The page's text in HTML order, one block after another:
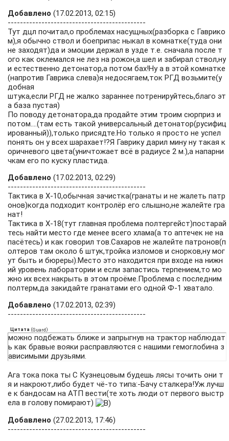
Добавлено (17.02.2013, 02:15)
---------------------------------------------
Тут дцл почитал,о проблемах насущных(разборка с Гаврико
м),я обычно ствол и боеприпас ныкал в комнатке(туда они
не заходят)да и эмоции держал в узде т.е. сначала после т
ого как оклемался не лез на рожон,а шел и забирал ствол,ну
и естественно детонатор,а потом бах!Ну а в этой комнатке
(напротив Гаврика слева)я недосягаем,ток РГД возьмите(у
добная
штука,если РГД не жалко зараннее потренируйтесь,благо эт
а база пустая)
По поводу детонатора,да продайте этим троим сюрприз и
потом....(там есть такой универсальный детонатор(русифиц
ированный)),только присядте.Но только я просто не успел
понять он у всех шарахает!?Я Гаврику дарил мину ну такая к
оричневого цвета(уничтожает всё в радиусе 2 м.),а напарни
чкам его по куску пластида.
Добавлено (17.02.2013, 02:29)
---------------------------------------------
Тактика в Х-10,обычная зачистка(гранаты и не жалеть патр
онов)когда подходит контролёр его слышно,не жалейте гра
нат!
Тактика в Х-18(тут главная проблема полтергейст)постарай
тесь найти место где менее всего хлама(а то аптечек не на
пасётесь) и как говорил тов.Сахаров не жалейте патронов(п
олтеров там около 6 штук,тройка изломов и снорков,ну мог
ут быть и бюреры).Место это находится при входе на нижн
ий уровень лаборатории и если запастись терпением,то мо
жно их всех накрыть в этом проёме.Проблема с последним
полтерм,да закидайте гранатами его одной Ф-1 хватало.
Добавлено (17.02.2013, 02:39)
---------------------------------------------
Цитата (Guard)
можно подбежать ближе и запрыгнув на трактор наблюдат
ь как бравые вояки расправляются с нашими гемоглобина з
ависимыми друзьями.
Ага тока пока ты С Кузнецовым будешь лясы точить они т
я и накроют,либо будет чё-то типа:-Бачу сталкера!Уж лучш
е к бандосам на АТП вести(те хоть люди от первого выстр
ела в голову помирают)
Добавлено (27.02.2013, 17:46)
---------------------------------------------